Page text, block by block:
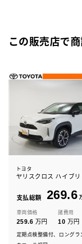
この販売店で
トヨタ
支払総額 269.6
車両価格
259.6 万円
諸費用
10 万円
定期点検整備付、ロングラ